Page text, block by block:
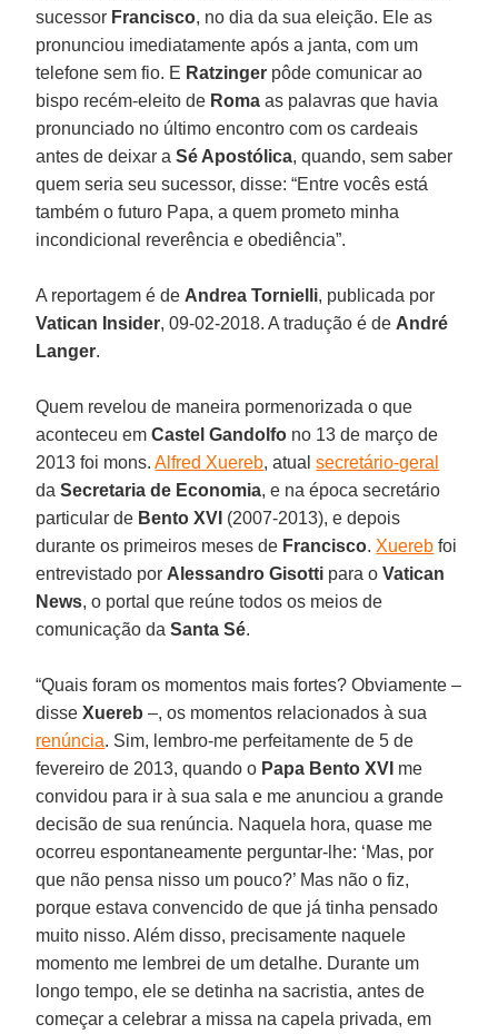
sucessor Francisco, no dia da sua eleição. Ele as
pronunciou imediatamente após a janta, com um
telefone sem fio. E Ratzinger pôde comunicar ao
bispo recém-eleito de Roma as palavras que havia
pronunciado no último encontro com os cardeais
antes de deixar aSé Apostólica, quando, sem saber
quem seria seu sucessor, disse: “Entre vocês está
também o futuro Papa, a quem prometo minha
incondicional reverência e obediência”.
A reportagem é de Andrea Tornielli, publicada por
Vatican Insider, 09-02-2018. A tradução é de André
Langer.
Quem revelou de maneira pormenorizada o que
aconteceu emCastel Gandolfo no 13 de março de
2013 foi mons.Alfred Xuereb, atualsecretário-geral
daSecretaria de Economia, e na época secretário
particular de Bento XVI (2007-2013), e depois
durante os primeiros meses de Francisco. Xuereb foi
entrevistado por Alessandro Gisotti para oVatican
News, o portal que reúne todos os meios de
comunicação daSanta Sé.
“Quais foram os momentos mais fortes? Obviamente –
disseXuereb –, os momentos relacionados à sua
renúncia. Sim, lembro-me perfeitamente de 5 de
fevereiro de 2013, quando o Papa Bento XVI me
convidou para ir à sua sala e me anunciou a grande
decisão de sua renúncia. Naquela hora, quase me
ocorreu espontaneamente perguntar-lhe: ‘Mas, por
que não pensa nisso um pouco?’ Mas não o fiz,
porque estava convencido de que já tinha pensado
muito nisso. Além disso, precisamente naquele
momento me lembrei de um detalhe. Durante um
longo tempo, ele se detinha na sacristia, antes de
começar a celebrar a missa na capela privada, em